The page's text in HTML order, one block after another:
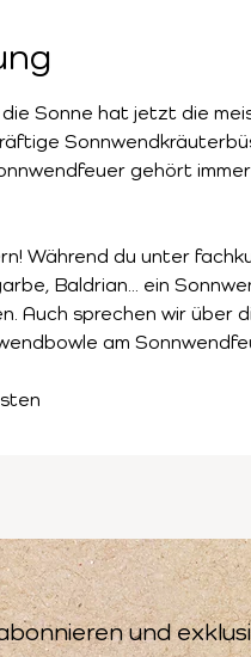
Sonne hat jetzt die
gehört
Während du unter
Baldrian... ein
Auch sprechen wir über
am
und